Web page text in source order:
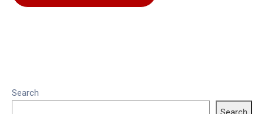
Search